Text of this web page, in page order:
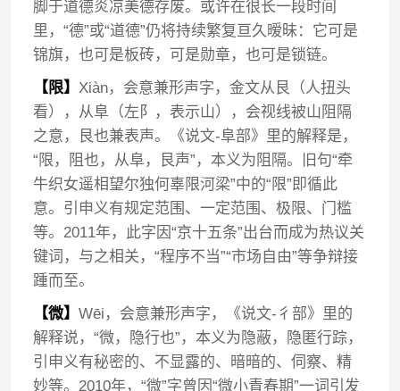
脚于道德炎凉美德存废。或许在很长一段时间
里，“德”或“道德”仍将持续繁复亘久暧昧：它可是
锦旗，也可是板砖，可是勋章，也可是锁链。
【限】Xiàn，会意兼形声字，金文从艮（人扭头
看），从阜（左阝，表示山），会视线被山阻隔
之意，艮也兼表声。《说文-阜部》里的解释是，
“限，阻也，从阜，艮声”，本义为阻隔。旧句“牵
牛织女遥相望尔独何辜限河梁”中的“限”即循此
意。引申义有规定范围、一定范围、极限、门槛
等。2011年，此字因“京十五条”出台而成为热议关
键词，与之相关，“程序不当”“市场自由”等争辩接
踵而至。
【微】Wēi，会意兼形声字，《说文-彳部》里的
解释说，“微，隐行也”，本义为隐蔽，隐匿行踪，
引申义有秘密的、不显露的、暗暗的、伺察、精
妙等。2010年，“微”字曾因“微小青春期”一词引发